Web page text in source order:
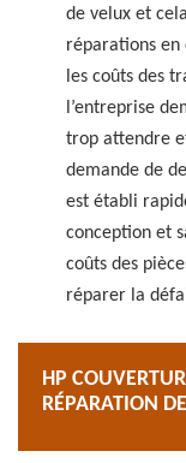
de velux et
réparations en
les coûts des
l’entreprise
trop attendre
demande de
est établi
conception et
coûts des
réparer la
HP
RÉPARATION